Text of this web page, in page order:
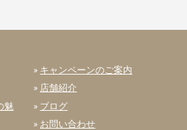
魅
» キャンペーンのご案内
» 店舗紹介
» ブログ
» お問い合わせ